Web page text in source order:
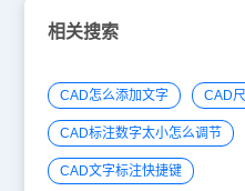
相关搜索
CAD怎么添加文字 CAD
CAD标注数字太小怎么调节
CAD文字标注快捷键